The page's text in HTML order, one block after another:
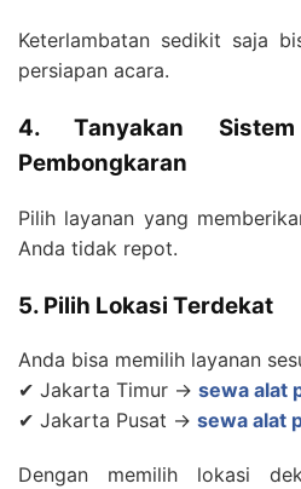
Keterlambatan sedikit saja
persiapan acara.
4. Tanyakan
Pembongkaran
Pilih layanan yang
Anda tidak repot.
5. Pilih Lokasi Terdekat
Anda bisa memilih layanan
✔ Jakarta Timur → sewa alat
✔ Jakarta Pusat → sewa alat
Dengan memilih lokasi